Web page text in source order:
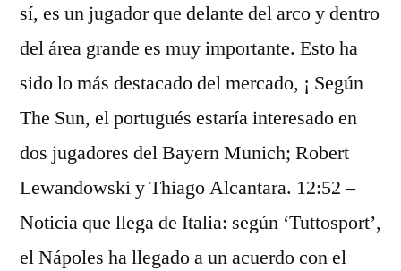
sí, es un jugador que delante del arco y dentro
del área grande es muy importante. Esto ha
sido lo más destacado del mercado, ¡ Según
The Sun, el portugués estaría interesado en
dos jugadores del Bayern Munich; Robert
Lewandowski y Thiago Alcantara. 12:52 –
Noticia que llega de Italia: según ‘Tuttosport’,
el Nápoles ha llegado a un acuerdo con el